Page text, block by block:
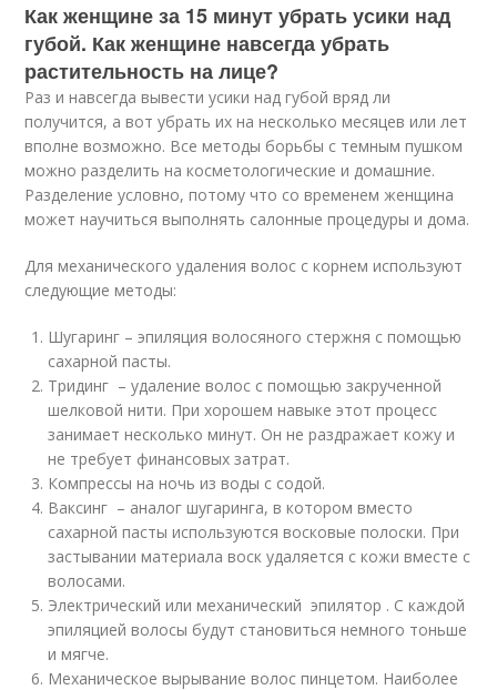
Как женщине за 15 минут убрать усики над
губой. Как женщине навсегда убрать
растительность на лице?
Раз и навсегда вывести усики над губой вряд ли
получится, а вот убрать их на несколько месяцев или лет
вполне возможно. Все методы борьбы с темным пушком
можно разделить на косметологические и домашние.
Разделение условно, потому что со временем женщина
может научиться выполнять салонные процедуры и дома.
Для механического удаления волос с корнем используют
следующие методы:
Шугаринг – эпиляция волосяного стержня с помощью
сахарной пасты.
Тридинг – удаление волос с помощью закрученной
шелковой нити. При хорошем навыке этот процесс
занимает несколько минут. Он не раздражает кожу и
не требует финансовых затрат.
Компрессы на ночь из воды с содой.
Ваксинг – аналог шугаринга, в котором вместо
сахарной пасты используются восковые полоски. При
застывании материала воск удаляется с кожи вместе с
волосами.
Электрический или механический эпилятор . С каждой
эпиляцией волосы будут становиться немного тоньше
и мягче.
Механическое вырывание волос пинцетом. Наиболее